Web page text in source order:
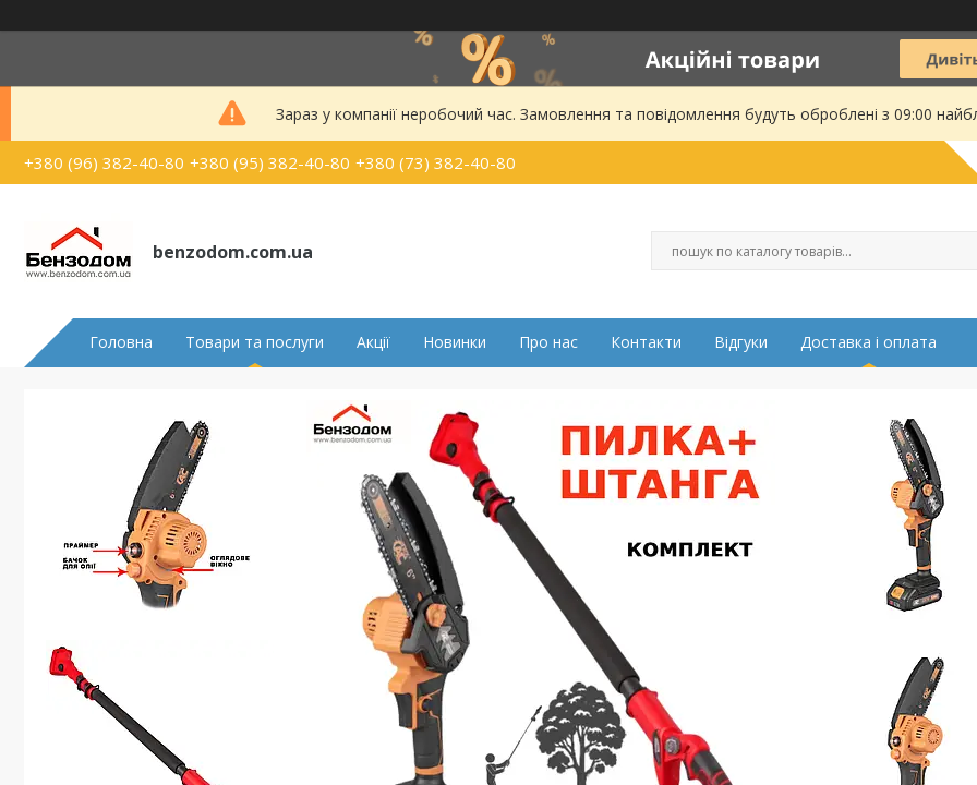
Зараз у компанії неробочий час. Замовлення та повідомлення будуть оброблені з 09:00
+380 (96) 382-40-80 +380 (95) 382-40-80 +380 (73) 382-40-80
benzodom.com.ua
Головна Товари та послуги Акції Новинки Про нас Контакти Відгуки Доставка і оплата